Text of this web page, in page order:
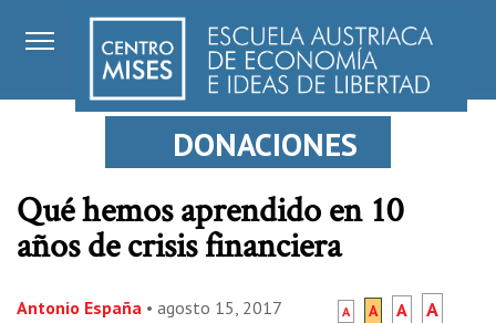
DONACIONES
Qué hemos aprendido en 10
años de crisis financiera
Antonio España • agosto 15, 2017 A A A A